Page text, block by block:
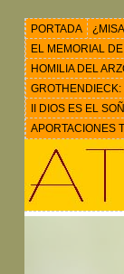
PORTADA
EL MEMORIAL
HOMILIA DEL
II DIOS ES EL
APORTACIONES